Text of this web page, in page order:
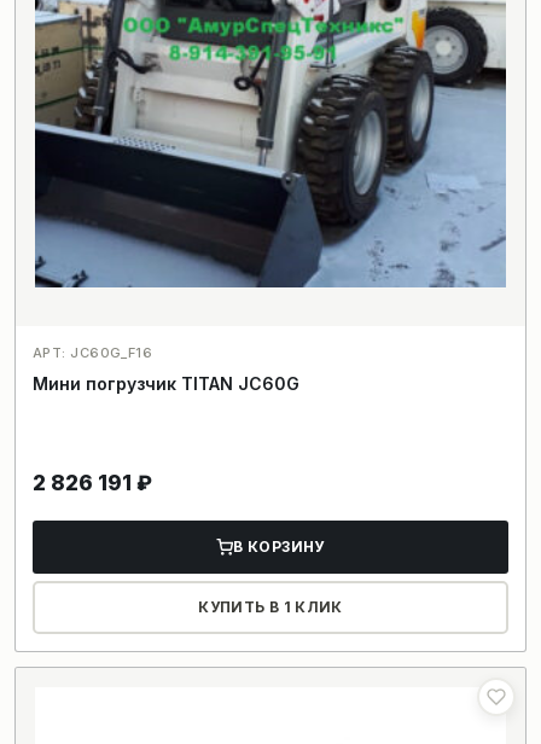
АРТ: JC60G_F16
Мини погрузчик TITAN JC60G
2 826 191 ₽
В КОРЗИНУ
КУПИТЬ В 1 КЛИК